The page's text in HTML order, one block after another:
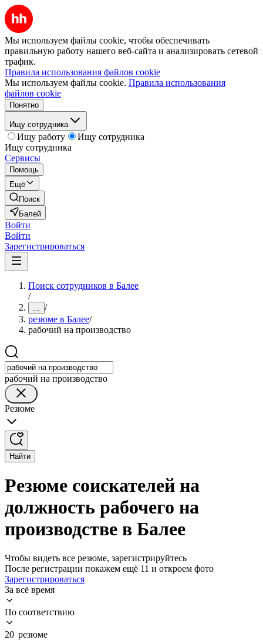
Мы используем файлы cookie, чтобы обеспечивать
правильную работу нашего веб-сайта и анализировать сетевой
трафик.
Правила использования файлов cookie
Мы используем файлы cookie. Правила использования
файлов cookie
Понятно
Ищу сотрудника
Ищу работу
Ищу сотрудника
Ищу сотрудника
Сервисы
Помощь
Ещё
Поиск
Балей
Войти
Войти
Зарегистрироваться
Поиск сотрудников в Балее
/
... /
резюме в Балее/
рабочий на производство
рабочий на производство
Резюме
Найти
Резюме соискателей на
должность рабочего на
производстве в Балее
Чтобы видеть все резюме, зарегистрируйтесь
После регистрации покажем ещё 11 и откроем фото
Зарегистрироваться
За всё время
По соответствию
20 резюме